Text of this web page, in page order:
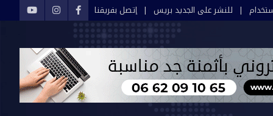
للنشر على الجديد بريس إتصل بفريقنا